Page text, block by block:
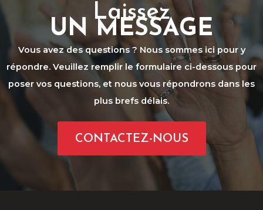
Laissez
UN MESSAGE
Vous avez des questions ? Nous sommes ici pour y
répondre. Veuillez remplir le formulaire ci-dessous pour
poser vos questions, et nous vous répondrons dans les
plus brefs délais.
CONTACTEZ-NOUS